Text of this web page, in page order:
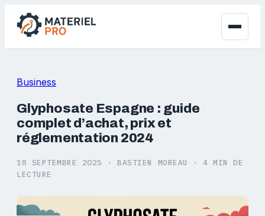
Business
Glyphosate Espagne : guide
complet d’achat, prix et
réglementation 2024
18 SEPTEMBRE 2025 · BASTIEN MOREAU ·
4 MIN DE
LECTURE